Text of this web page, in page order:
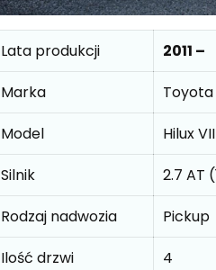
Lata produkcji
2011 –
Marka
Toyota
Model
Hilux
Silnik
2.7 AT
Rodzaj nadwozia
Pickup
Ilość drzwi
4